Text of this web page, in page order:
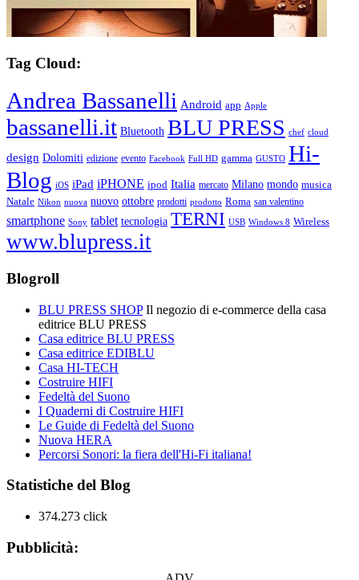
Tag Cloud:
Andrea Bassanelli Android app Apple
bassanelli.it Bluetooth BLU PRESS chef cloud
design Dolomiti edizione evento Facebook Full HD gamma GUSTO Hi-
Blog iOS iPad iPHONE ipod Italia mercato Milano mondo musica
Natale Nikon nuova nuovo ottobre prodotti prodotto Roma san valentino
smartphone Sony tablet tecnologia TERNI USB Windows 8 Wireless
www.blupress.it
Blogroll
BLU PRESS SHOPIl negozio di e-commerce della casa
editrice BLU PRESS
Casa editrice BLU PRESS
Casa editrice EDIBLU
Casa HI-TECH
Costruire HIFI
Fedeltà del Suono
I Quaderni di Costruire HIFI
Le Guide di Fedeltà del Suono
Nuova HERA
Percorsi Sonori: la fiera dell'Hi-Fi italiana!
Statistiche del Blog
374.273 click
Pubblicità: